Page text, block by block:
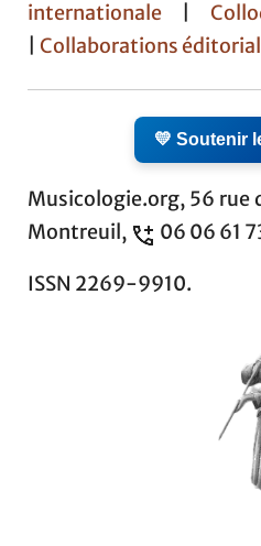
internationale
Collaborations
💛 Soutenir
Musicologie.org, 56 rue
Montreuil,
06 06 61
ISSN 2269-9910.